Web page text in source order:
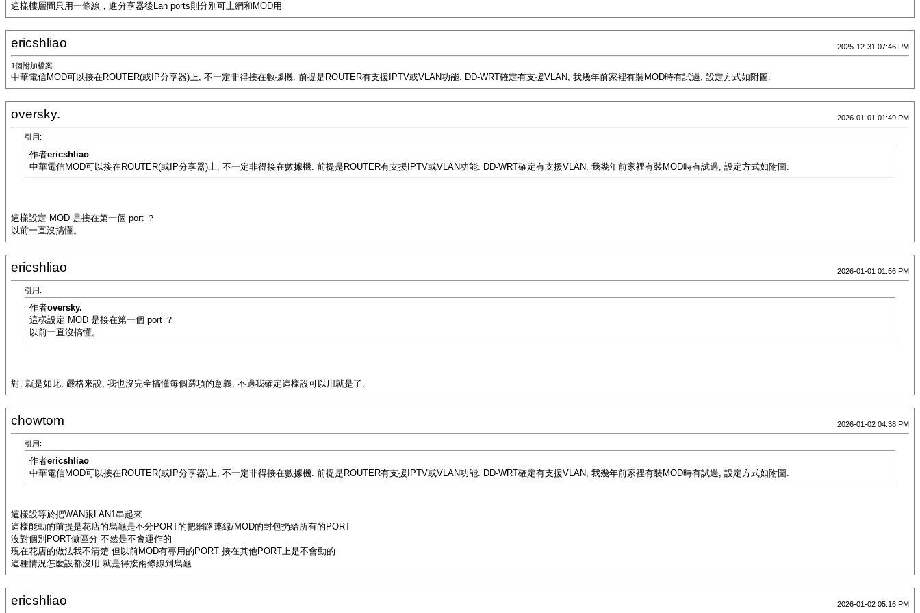
這樣樓層間只用一條線，進分享器後Lan ports則分別可上網和MOD用
ericshliao 2025-12-31 07:46 PM
1個附加檔案
中華電信MOD可以接在ROUTER(或IP分享器)上, 不一定非得接在數據機. 前提是ROUTER有支援IPTV或VLAN功能. DD-WRT確定有支援VLAN, 我幾年前家裡有裝MOD時有試過, 設定方式如附圖.
oversky. 2026-01-01 01:49 PM
引用:
作者ericshliao
中華電信MOD可以接在ROUTER(或IP分享器)上, 不一定非得接在數據機. 前提是ROUTER有支援IPTV或VLAN功能. DD-WRT確定有支援VLAN, 我幾年前家裡有裝MOD時有試過, 設定方式如附圖.
這樣設定 MOD 是接在第一個 port ？
以前一直沒搞懂。
ericshliao 2026-01-01 01:56 PM
引用:
作者oversky.
這樣設定 MOD 是接在第一個 port ？
以前一直沒搞懂。
對. 就是如此. 嚴格來說, 我也沒完全搞懂每個選項的意義, 不過我確定這樣設可以用就是了.
chowtom 2026-01-02 04:38 PM
引用:
作者ericshliao
中華電信MOD可以接在ROUTER(或IP分享器)上, 不一定非得接在數據機. 前提是ROUTER有支援IPTV或VLAN功能. DD-WRT確定有支援VLAN, 我幾年前家裡有裝MOD時有試過, 設定方式如附圖.
這樣設等於把WAN跟LAN1串起來
這樣能動的前提是花店的烏龜是不分PORT的把網路連線/MOD的封包扔給所有的PORT
沒對個別PORT做區分 不然是不會運作的
現在花店的做法我不清楚 但以前MOD有專用的PORT 接在其他PORT上是不會動的
這種情況怎麼設都沒用 就是得接兩條線到烏龜
ericshliao 2026-01-02 05:16 PM